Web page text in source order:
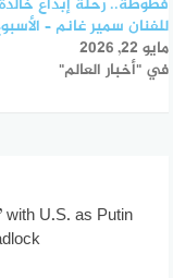
فطوطة.. رحلة إبداع خالدة
للفنان سمير غانم –
مايو 22, 2026
في "أخبار العالم"
with U.S. as Putin